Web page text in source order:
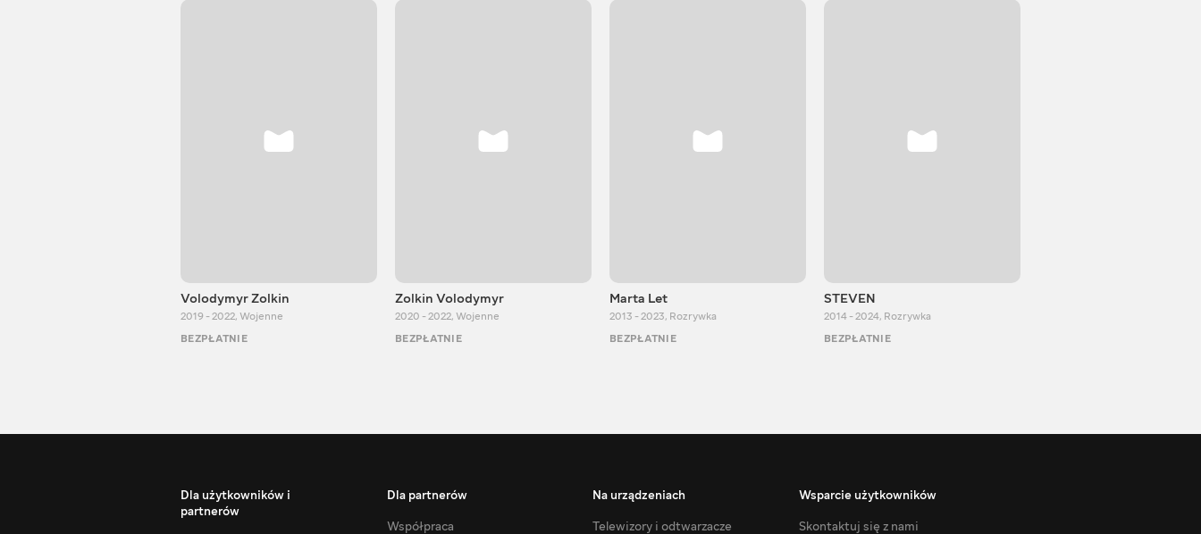
Volodymyr Zolkin
2019 - 2022, Wojenne
BEZPŁATNIE
Zolkin Volodymyr
2020 - 2022, Wojenne
BEZPŁATNIE
Marta Let
2013 - 2023, Rozrywka
BEZPŁATNIE
STEVEN
2014 - 2024, Rozrywka
BEZPŁATNIE
Dla użytkowników i
partnerów
Dla partnerów
Współpraca
Na urządzeniach
Telewizory i odtwarzacze
Wsparcie użytkowników
Skontaktuj się z nami